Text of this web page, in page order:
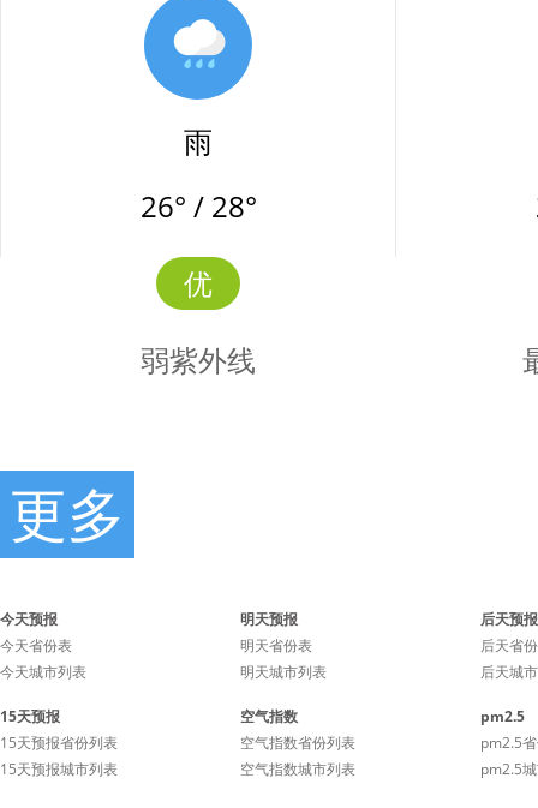
雨
26° / 28°
优
弱紫外线
紫外线
辐射较弱，请涂擦SPF12-
15、PA+护肤品。
辐射弱
更多
时景
今天预报
今天省份表
今天城市列表
明天预报
明天省份表
明天城市列表
后天预报
后天省
后天城
15天预报
15天预报省份列表
15天预报城市列表
空气指数
空气指数省份列表
空气指数城市列表
pm2.5
pm2.5
pm2.5